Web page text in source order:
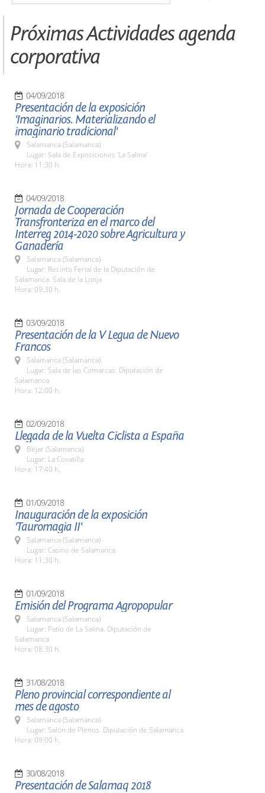
Próximas Actividades agenda
corporativa
04/09/2018
Presentación de la exposición
'Imaginarios. Materializando el
imaginario tradicional'
Salamanca (Salamanca)
Lugar: Sala de Exposiciones 'La Salina'
Hora: 11:30 h.
04/09/2018
Jornada de Cooperación
Transfronteriza en el marco del
Interreg 2014-2020 sobre Agricultura y
Ganadería
Salamanca (Salamanca)
Lugar: Recinto Ferial de la Diputación de
Salamanca. Sala de la Lonja
Hora: 09:30 h.
03/09/2018
Presentación de la V Legua de Nuevo
Francos
Salamanca (Salamanca)
Lugar: Sala de las Comarcas. Diputación de
Salamanca
Hora: 12:00 h.
02/09/2018
Llegada de la Vuelta Ciclista a España
Béjar (Salamanca)
Lugar: La Covatilla
Hora: 17:40 h.
01/09/2018
Inauguración de la exposición
'Tauromagia II'
Salamanca (Salamanca)
Lugar: Casino de Salamanca
Hora: 11:30 h.
01/09/2018
Emisión del Programa Agropopular
Salamanca (Salamanca)
Lugar: Patio de La Salina. Diputación de
Salamanca
Hora: 08:30 h.
31/08/2018
Pleno provincial correspondiente al
mes de agosto
Salamanca (Salamanca)
Lugar: Salón de Plenos. Diputación de Salamanca
Hora: 09:00 h.
30/08/2018
Presentación de Salamaq 2018